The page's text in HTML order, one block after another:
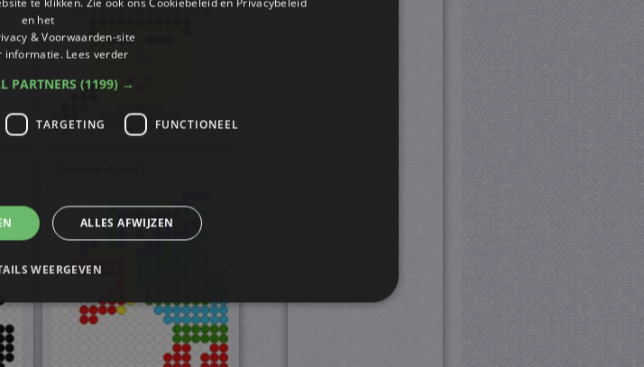
en het
& Voorwaarden-site
informatie. Lees verder
PARTNERS (1199) →
TARGETING FUNCTIONEEL
ALLES AFWIJZEN
WEERGEVEN
Targeting Niet-geclassificeerd